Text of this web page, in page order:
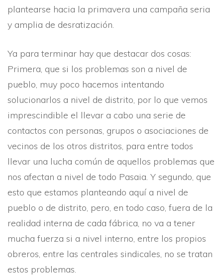
plantearse hacia la primavera una campaña seria
y amplia de desratización.
Ya para terminar hay que destacar dos cosas:
Primera, que si los problemas son a nivel de
pueblo, muy poco hacemos intentando
solucionarlos a nivel de distrito, por lo que vemos
imprescindible el llevar a cabo una serie de
contactos con personas, grupos o asociaciones de
vecinos de los otros distritos, para entre todos
llevar una lucha común de aquellos problemas que
nos afectan a nivel de todo Pasaia. Y segundo, que
esto que estamos planteando aquí­ a nivel de
pueblo o de distrito, pero, en todo caso, fuera de la
realidad interna de cada fábrica, no va a tener
mucha fuerza si a nivel interno, entre los propios
obreros, entre las centrales sindicales, no se tratan
estos problemas.